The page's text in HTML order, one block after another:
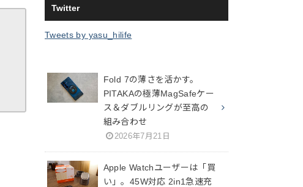
Twitter
Tweets by yasu_hilife
Fold 7の薄さを活かす。
PITAKAの極薄MagSafeケー
ス＆ダブルリングが至高の
組み合わせ
2026年7月21日
Apple Watchユーザーは「買
い」。45W対応 2in1急速充